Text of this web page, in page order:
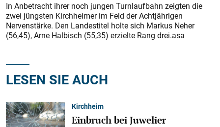
In Anbetracht ihrer noch jungen Turnlaufbahn zeigten die
zwei jüngsten Kirchheimer im Feld der Achtjährigen
Nervenstärke. Den Landestitel holte sich Markus Neher
(56,45), Arne Halbisch (55,35) erzielte Rang drei.asa
LESEN SIE AUCH
Kirchheim
Einbruch bei Juwelier